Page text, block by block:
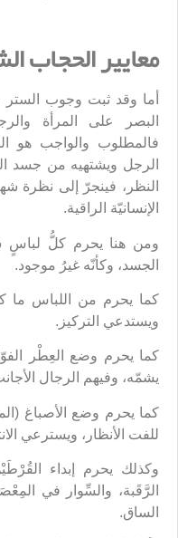
معايير الحجاب
أما وقد ثبت وجوب
البصر على المرأة
فالمطلوب والواجب هو
الرجل ويشتهيه من جسد
النظر، فينجرّ إلى نظرة
الإنسانيّة الراقية.
ومن هنا يحرم كلُّ
الجسد، وكأنّه غيرُ موجود.
كما يحرم من اللباس ما
ويستدعي التركيز.
كما يحرم وضع العِطْر
يشمّه، وفيهم الرجال
كما يحرم وضع الأصباغ
للفت الأنظار، ويسترعي
وكذلك يحرم إبداء
الرَّقَبة، والسِّوار في
الساق.